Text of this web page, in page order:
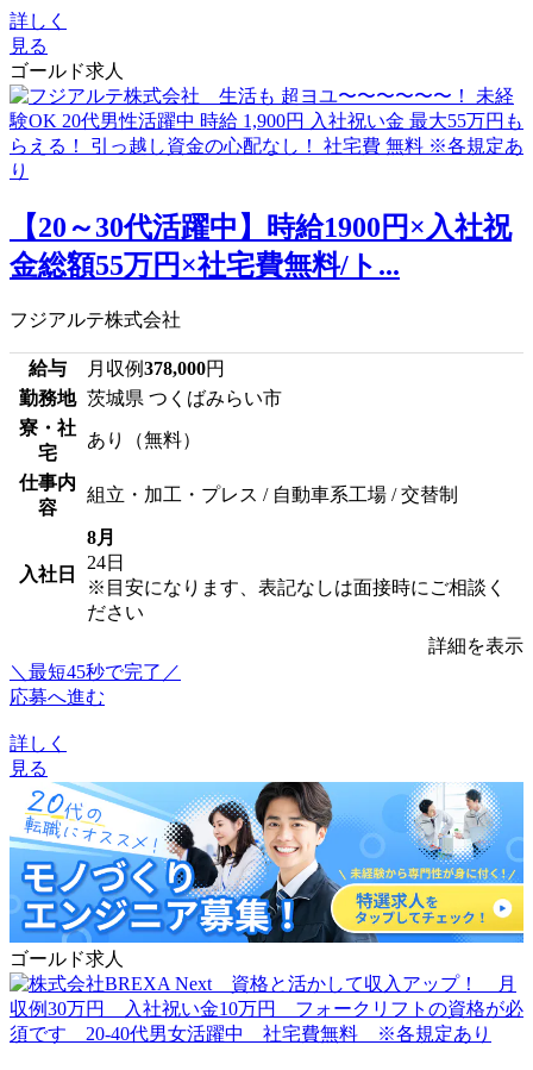
詳しく
見る
ゴールド求人
【20～30代活躍中】時給1900円×入社祝
金総額55万円×社宅費無料/ト...
フジアルテ株式会社
給与 月収例378,000円
勤務地 茨城県 つくばみらい市
寮・社
宅
あり（無料）
仕事内
容
組立・加工・プレス / 自動車系工場 / 交替制
入社日
8月
24日
※目安になります、表記なしは面接時にご相談く
ださい
詳細を表示
＼最短45秒で完了／
応募へ進む
詳しく
見る
ゴールド求人